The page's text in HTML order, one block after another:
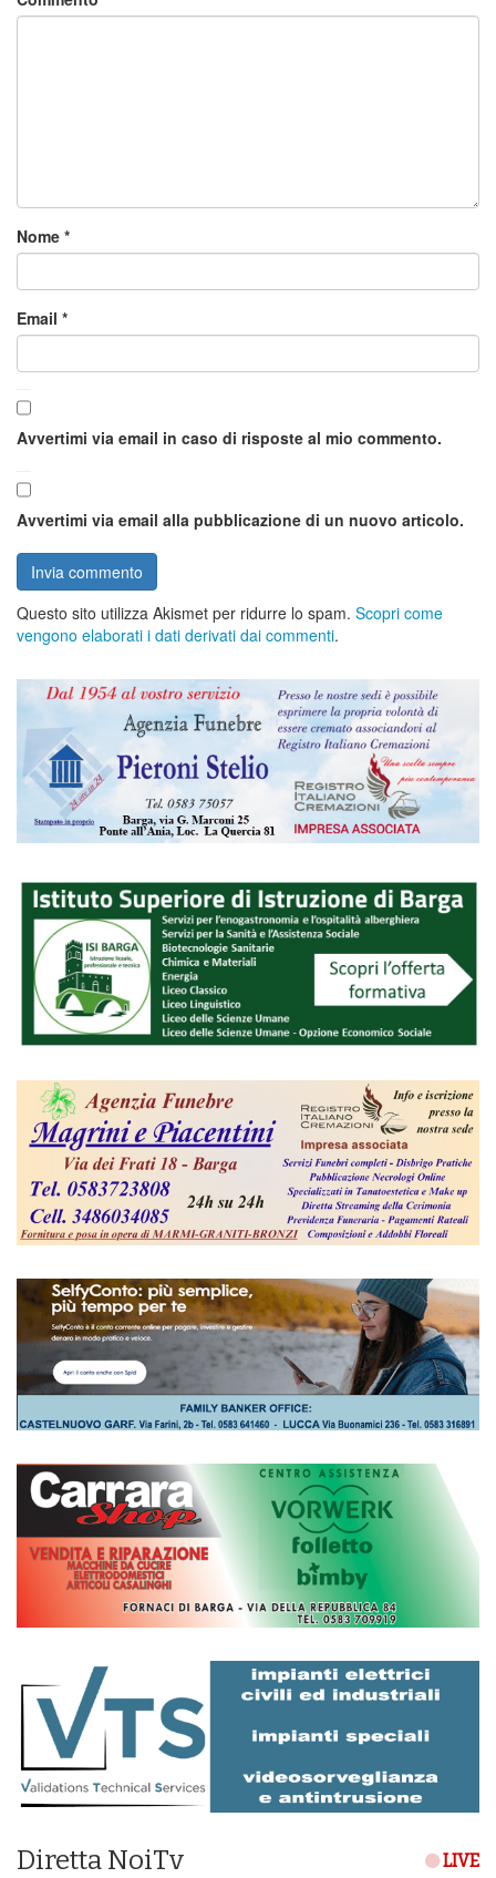
Nome *
Email *
Avvertimi via email in caso di risposte al mio commento.
Avvertimi via email alla pubblicazione di un nuovo articolo.
Questo sito utilizza Akismet per ridurre lo spam. Scopri come
vengono elaborati i dati derivati dai commenti.
Diretta NoiTv LIVE